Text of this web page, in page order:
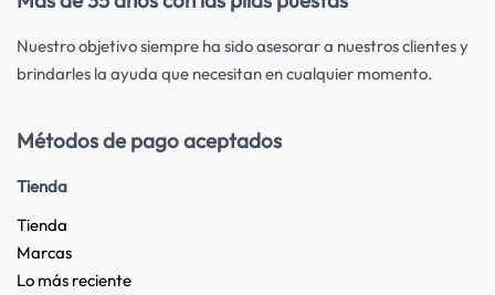
Nuestro objetivo siempre ha sido asesorar a nuestros clientes y
brindarles la ayuda que necesitan en cualquier momento.
Métodos de pago aceptados
Tienda
Tienda
Marcas
Lo más reciente​